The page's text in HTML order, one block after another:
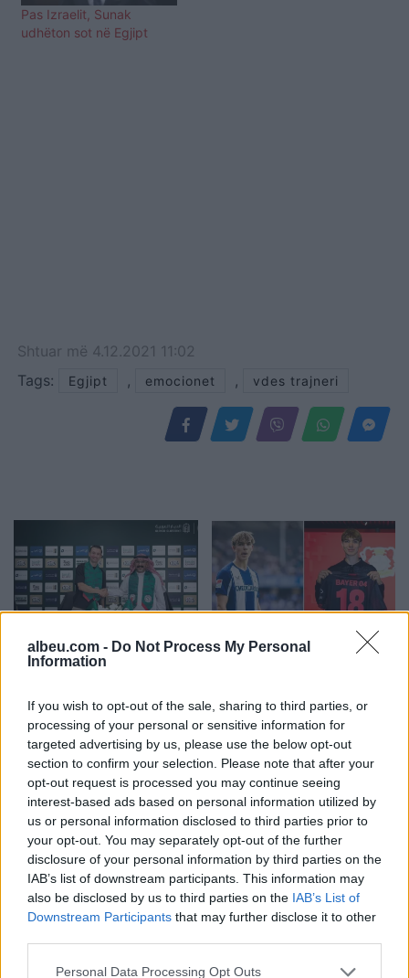
albeu.com - Do Not Process My Personal
Information
If you wish to opt-out of the sale, sharing to third parties, or
processing of your personal or sensitive information for
targeted advertising by us, please use the below opt-out
section to confirm your selection. Please note that after your
opt-out request is processed you may continue seeing
interest-based ads based on personal information utilized by
us or personal information disclosed to third parties prior to
your opt-out. You may separately opt-out of the further
disclosure of your personal information by third parties on the
IAB’s list of downstream participants. This information may
also be disclosed by us to third parties on the IAB’s List of
Downstream Participants that may further disclose it to other
Personal Data Processing Opt Outs
Pas Izraelit, Sunak
udhëton sot në Egjipt
Shtuar më 4.12.2021 11:02
Tags:
Egjipt , emocionet , vdes trajneri
Zyrtare: Bersant Celina
bëhet pjesë e Al-Ettifaq
Shqetësim për talentin
karrierën për arsye
shëndetësore
Futbolli shqiptar humbet
Besnik Çotën, ish-
kapiteni dhe ish-trajneri i
Sopotit ndahet nga jeta
Zyrtare, Fisnik Asllani
transferohet te RB Leipzig
për 30 milionë euro